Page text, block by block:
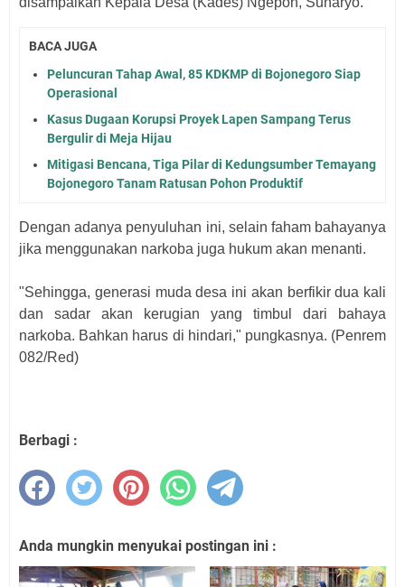
BACA JUGA
Peluncuran Tahap Awal, 85 KDKMP di Bojonegoro Siap
Operasional
Kasus Dugaan Korupsi Proyek Lapen Sampang Terus
Bergulir di Meja Hijau
Mitigasi Bencana, Tiga Pilar di Kedungsumber Temayang
Bojonegoro Tanam Ratusan Pohon Produktif
Dengan adanya penyuluhan ini, selain faham bahayanya
jika menggunakan narkoba juga hukum akan menanti.
"Sehingga, generasi muda desa ini akan berfikir dua kali
dan sadar akan kerugian yang timbul dari bahaya
narkoba. Bahkan harus di hindari," pungkasnya. (Penrem
082/Red)
Berbagi :
Anda mungkin menyukai postingan ini :